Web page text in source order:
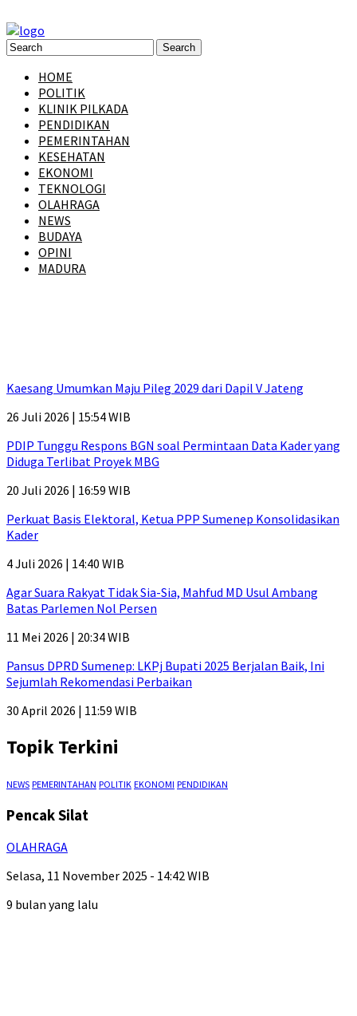
HOME
POLITIK
KLINIK PILKADA
PENDIDIKAN
PEMERINTAHAN
KESEHATAN
EKONOMI
TEKNOLOGI
OLAHRAGA
NEWS
BUDAYA
OPINI
MADURA
Kaesang Umumkan Maju Pileg 2029 dari Dapil V Jateng
26 Juli 2026 | 15:54 WIB
PDIP Tunggu Respons BGN soal Permintaan Data Kader yang
Diduga Terlibat Proyek MBG
20 Juli 2026 | 16:59 WIB
Perkuat Basis Elektoral, Ketua PPP Sumenep Konsolidasikan
Kader
4 Juli 2026 | 14:40 WIB
Agar Suara Rakyat Tidak Sia-Sia, Mahfud MD Usul Ambang
Batas Parlemen Nol Persen
11 Mei 2026 | 20:34 WIB
Pansus DPRD Sumenep: LKPj Bupati 2025 Berjalan Baik, Ini
Sejumlah Rekomendasi Perbaikan
30 April 2026 | 11:59 WIB
Topik Terkini
NEWS PEMERINTAHAN POLITIK EKONOMI PENDIDIKAN
Pencak Silat
OLAHRAGA
Selasa, 11 November 2025 - 14:42 WIB
9 bulan yang lalu